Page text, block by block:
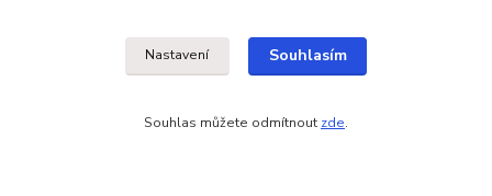
Nastavení Souhlasím
Souhlas můžete odmítnout zde.